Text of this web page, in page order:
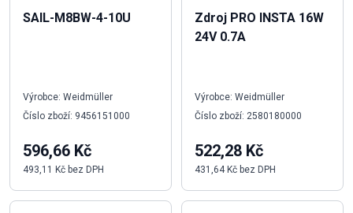
SAIL-M8BW-4-10U
Výrobce: Weidmüller
Číslo zboží: 9456151000
596,66 Kč
493,11 Kč bez DPH
Zdroj PRO INSTA 16W
24V 0.7A
Výrobce: Weidmüller
Číslo zboží: 2580180000
522,28 Kč
431,64 Kč bez DPH